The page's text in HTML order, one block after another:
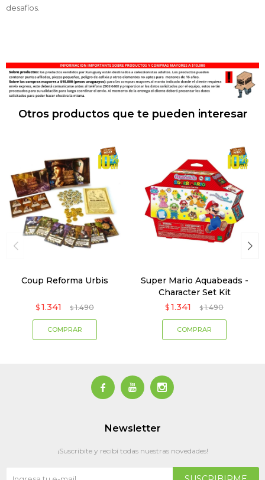
desafíos.
Otros productos que te pueden interesar
Coup Reforma Urbis
$ 1.341 $ 1.490
Super Mario Aquabeads -
Character Set Kit
$ 1.341 $ 1.490
  
Newsletter
¡Suscribite y recibí todas nuestras novedades!